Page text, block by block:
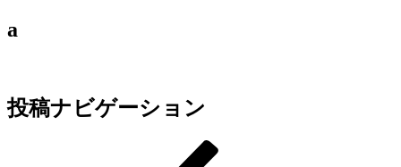
a
投稿ナビゲーション